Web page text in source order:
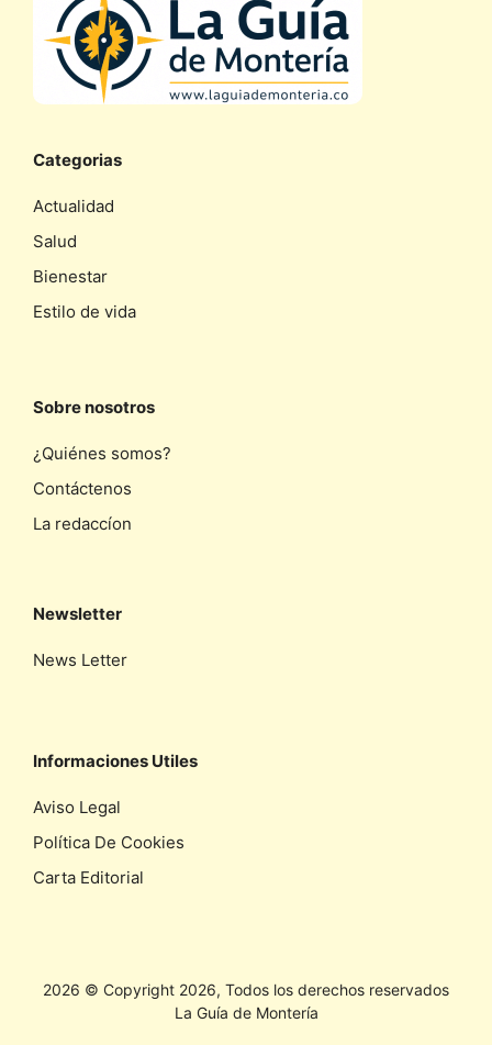
Categorias
Actualidad
Salud
Bienestar
Estilo de vida
Sobre nosotros
¿Quiénes somos?
Contáctenos
La redaccíon
Newsletter
News Letter
Informaciones Utiles
Aviso Legal
Política De Cookies
Carta Editorial
2026 © Copyright 2026, Todos los derechos reservados
La Guía de Montería